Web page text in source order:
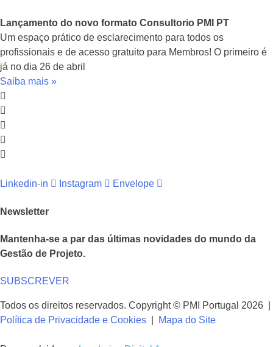
Lançamento do novo formato Consultorio PMI PT
Um espaço prático de esclarecimento para todos os
profissionais e de acesso gratuito para Membros! O primeiro é
já no dia 26 de abril
Saiba mais »
Linkedin-in Instagram Envelope
Newsletter
Mantenha-se a par das últimas novidades do mundo da
Gestão de Projeto.
SUBSCREVER
Todos os direitos reservados. Copyright © PMI Portugal 2026 |
Política de Privacidade e Cookies
Mapa do Site